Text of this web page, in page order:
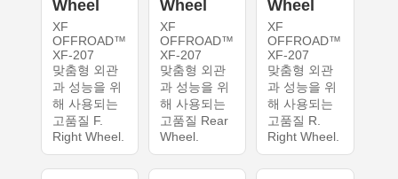
Wheel
XF
OFFROAD™
XF-207
맞춤형 외관
과 성능을 위
해 사용되는
고품질 F.
Right Wheel.
Wheel
XF
OFFROAD™
XF-207
맞춤형 외관
과 성능을 위
해 사용되는
고품질 Rear
Wheel.
Wheel
XF
OFFROAD™
XF-207
맞춤형 외관
과 성능을 위
해 사용되는
고품질 R.
Right Wheel.